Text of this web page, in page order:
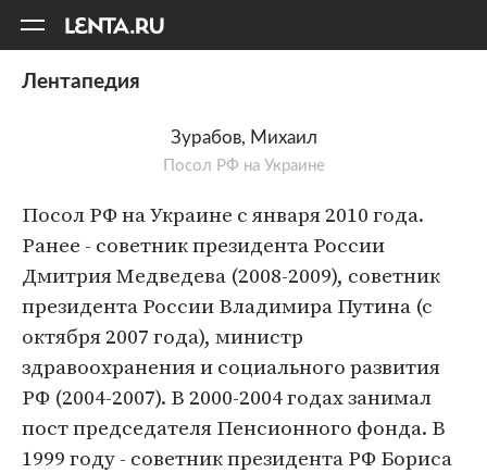
Лентапедия
Зурабов, Михаил
Посол РФ на Украине
Посол РФ на Украине с января 2010 года.
Ранее - советник президента России
Дмитрия Медведева (2008-2009), советник
президента России Владимира Путина (с
октября 2007 года), министр
здравоохранения и социального развития
РФ (2004-2007). В 2000-2004 годах занимал
пост председателя Пенсионного фонда. В
1999 году - советник президента РФ Бориса